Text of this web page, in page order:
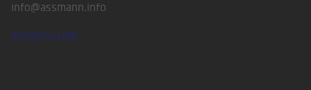
info@assmann.info
Integrity Line